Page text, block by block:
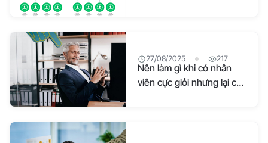
27/08/2025 217
Nên làm gì khi có nhân
viên cực giỏi nhưng lại có